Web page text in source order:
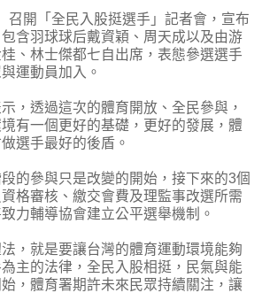
召開「全民入股挺選手」記者會，宣布
含羽球球后戴資穎、周天成以及由游
、林士傑都七自出席，表態參選選手
運動員加入。
，透過這次的體育開放、全民參與，
有一個更好的基礎，更好的發展，體
選手最好的後盾。
的參與只是改變的開始，接下來的3個
格審核、繳交會費及理監事改選所需
力輔導協會建立公平選舉機制。
，就是要讓台灣的體育運動環境能夠
主的法律，全民入股相挺，民氣與能
，體育署期許未來民眾持續關注，讓